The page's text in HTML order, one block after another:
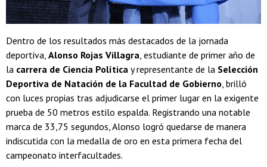
Dentro de los resultados más destacados de la jornada
deportiva, Alonso Rojas Villagra, estudiante de primer año de
la carrera de Ciencia Política y representante de la Selección
Deportiva de Natación de la Facultad de Gobierno, brilló
con luces propias tras adjudicarse el primer lugar en la exigente
prueba de 50 metros estilo espalda. Registrando una notable
marca de 33,75 segundos, Alonso logró quedarse de manera
indiscutida con la medalla de oro en esta primera fecha del
campeonato interfacultades.